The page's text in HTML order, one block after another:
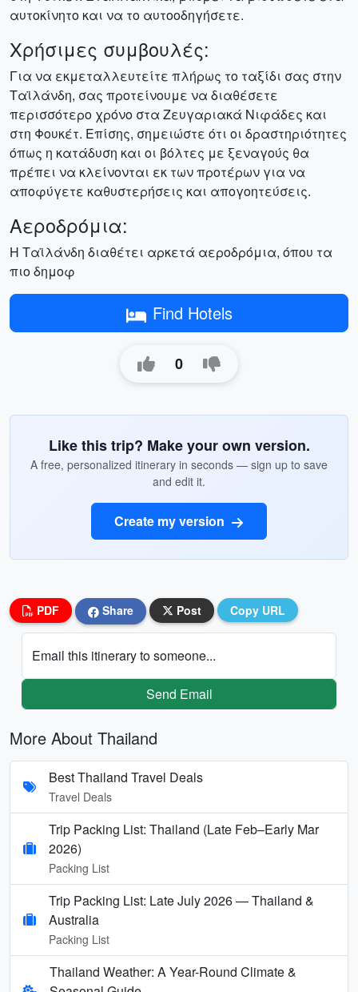
αυτοκίνητο και να το αυτοοδηγήσετε.
Χρήσιμες συμβουλές:
Για να εκμεταλλευτείτε πλήρως το ταξίδι σας στην
Ταϊλάνδη, σας προτείνουμε να διαθέσετε
περισσότερο χρόνο στα Ζευγαριακά Νιφάδες και
στη Φουκέτ. Επίσης, σημειώστε ότι οι δραστηριότητες
όπως η κατάδυση και οι βόλτες με ξεναγούς θα
πρέπει να κλείνονται εκ των προτέρων για να
αποφύγετε καθυστερήσεις και απογοητεύσεις.
Αεροδρόμια:
Η Ταϊλάνδη διαθέτει αρκετά αεροδρόμια, όπου τα
πιο δημοφ
Find Hotels
0
Like this trip? Make your own version.
A free, personalized itinerary in seconds — sign up to save
and edit it.
Create my version
PDF Share Post Copy URL
Email this itinerary to someone...
Send Email
More About Thailand
Best Thailand Travel Deals
Travel Deals
Trip Packing List: Thailand (Late Feb–Early Mar
2026)
Packing List
Trip Packing List: Late July 2026 — Thailand &
Australia
Packing List
Thailand Weather: A Year-Round Climate &